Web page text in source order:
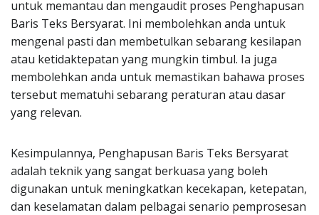
untuk memantau dan mengaudit proses Penghapusan
Baris Teks Bersyarat. Ini membolehkan anda untuk
mengenal pasti dan membetulkan sebarang kesilapan
atau ketidaktepatan yang mungkin timbul. Ia juga
membolehkan anda untuk memastikan bahawa proses
tersebut mematuhi sebarang peraturan atau dasar
yang relevan.
Kesimpulannya, Penghapusan Baris Teks Bersyarat
adalah teknik yang sangat berkuasa yang boleh
digunakan untuk meningkatkan kecekapan, ketepatan,
dan keselamatan dalam pelbagai senario pemprosesan